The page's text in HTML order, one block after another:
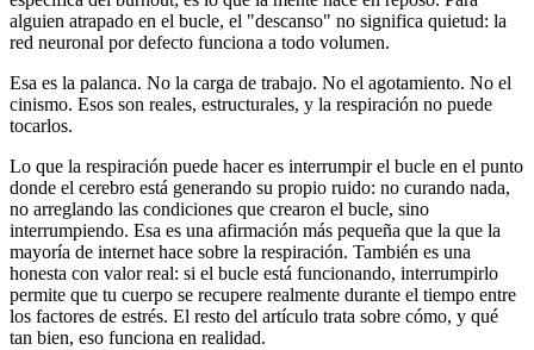
alguien atrapado en el bucle, el "descanso" no significa quietud: la
red neuronal por defecto funciona a todo volumen.
Esa es la palanca. No la carga de trabajo. No el agotamiento. No el
cinismo. Esos son reales, estructurales, y la respiración no puede
tocarlos.
Lo que la respiración puede hacer es interrumpir el bucle en el punto
donde el cerebro está generando su propio ruido: no curando nada,
no arreglando las condiciones que crearon el bucle, sino
interrumpiendo. Esa es una afirmación más pequeña que la que la
mayoría de internet hace sobre la respiración. También es una
honesta con valor real: si el bucle está funcionando, interrumpirlo
permite que tu cuerpo se recupere realmente durante el tiempo entre
los factores de estrés. El resto del artículo trata sobre cómo, y qué
tan bien, eso funciona en realidad.